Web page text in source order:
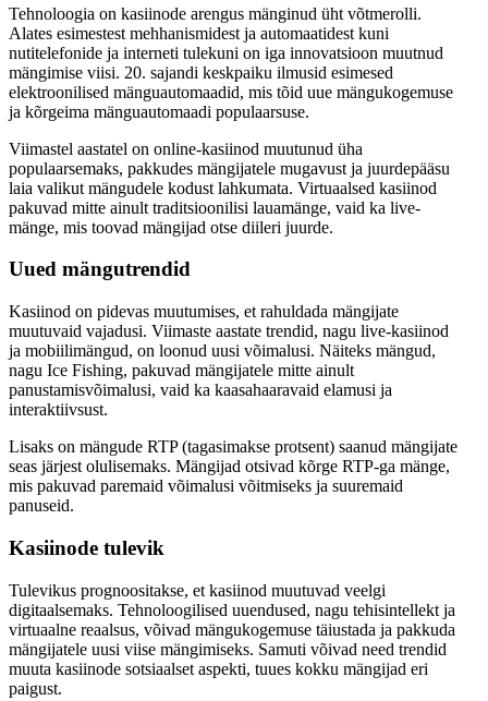
Tehnoloogia on kasiinode arengus mänginud üht võtmerolli.
Alates esimestest mehhanismidest ja automaatidest kuni
nutitelefonide ja interneti tulekuni on iga innovatsioon muutnud
mängimise viisi. 20. sajandi keskpaiku ilmusid esimesed
elektroonilised mänguautomaadid, mis tõid uue mängukogemuse
ja kõrgeima mänguautomaadi populaarsuse.
Viimastel aastatel on online-kasiinod muutunud üha
populaarsemaks, pakkudes mängijatele mugavust ja juurdepääsu
laia valikut mängudele kodust lahkumata. Virtuaalsed kasiinod
pakuvad mitte ainult traditsioonilisi lauamänge, vaid ka live-
mänge, mis toovad mängijad otse diileri juurde.
Uued mängutrendid
Kasiinod on pidevas muutumises, et rahuldada mängijate
muutuvaid vajadusi. Viimaste aastate trendid, nagu live-kasiinod
ja mobiilimängud, on loonud uusi võimalusi. Näiteks mängud,
nagu Ice Fishing, pakuvad mängijatele mitte ainult
panustamisvõimalusi, vaid ka kaasahaaravaid elamusi ja
interaktiivsust.
Lisaks on mängude RTP (tagasimakse protsent) saanud mängijate
seas järjest olulisemaks. Mängijad otsivad kõrge RTP-ga mänge,
mis pakuvad paremaid võimalusi võitmiseks ja suuremaid
panuseid.
Kasiinode tulevik
Tulevikus prognoositakse, et kasiinod muutuvad veelgi
digitaalsemaks. Tehnoloogilised uuendused, nagu tehisintellekt ja
virtuaalne reaalsus, võivad mängukogemuse täiustada ja pakkuda
mängijatele uusi viise mängimiseks. Samuti võivad need trendid
muuta kasiinode sotsiaalset aspekti, tuues kokku mängijad eri
paigust.